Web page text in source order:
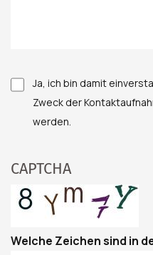
Ja, ich bin damit
Zweck der
werden.
CAPTCHA
Welche Zeichen sind in